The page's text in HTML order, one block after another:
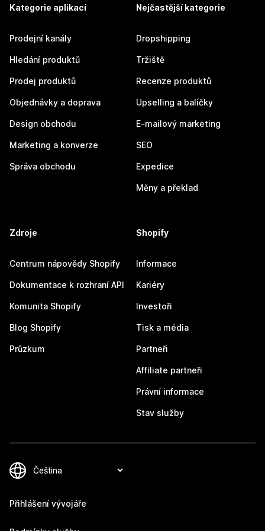
Kategorie aplikací
Prodejní kanály
Hledání produktů
Prodej produktů
Objednávky a doprava
Design obchodu
Marketing a konverze
Správa obchodu
Nejčastější kategorie
Dropshipping
Tržiště
Recenze produktů
Upselling a balíčky
E-mailový marketing
SEO
Expedice
Měny a překlad
Zdroje
Centrum nápovědy Shopify
Dokumentace k rozhraní API
Komunita Shopify
Blog Shopify
Průzkum
Shopify
Informace
Kariéry
Investoři
Tisk a média
Partneři
Affiliate partneři
Právní informace
Stav služby
Přihlášení vývojáře